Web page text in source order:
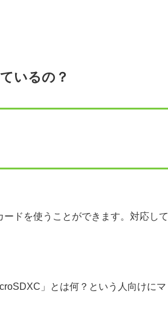
いるの？
ドを使うことができます。対応して
」とは何？という人向けにマ